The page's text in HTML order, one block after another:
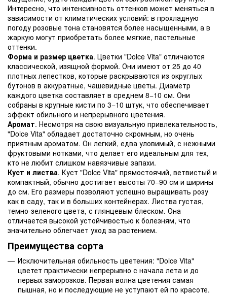
Интересно, что интенсивность оттенков может меняться в
зависимости от климатических условий: в прохладную
погоду розовые тона становятся более насыщенными, а в
жаркую могут приобретать более мягкие, пастельные
оттенки.
Форма и размер цветка. Цветки "Dolce Vita" отличаются
классической, изящной формой. Они имеют от 25 до 40
плотных лепестков, которые раскрываются из округлых
бутонов в аккуратные, чашевидные цветы. Диаметр
каждого цветка составляет в среднем 8−10 см. Они
собраны в крупные кисти по 3−10 штук, что обеспечивает
эффект обильного и непрерывного цветения.
Аромат. Несмотря на свою визуальную привлекательность,
"Dolce Vita" обладает достаточно скромным, но очень
приятным ароматом. Он легкий, едва уловимый, с нежными
фруктовыми нотками, что делает его идеальным для тех,
кто не любит слишком навязчивые запахи.
Куст и листва. Куст "Dolce Vita" прямостоячий, ветвистый и
компактный, обычно достигает высоты 70−90 см и ширины
до см. Его размеры позволяют успешно выращивать розу
как в саду, так и в больших контейнерах. Листва густая,
темно-зеленого цвета, с глянцевым блеском. Она
отличается высокой устойчивостью к болезням, что
значительно облегчает уход за растением.
Преимущества сорта
Исключительная обильность цветения: "Dolce Vita"
цветет практически непрерывно с начала лета и до
первых заморозков. Первая волна цветения самая
пышная, но и последующие не уступают ей по красоте.